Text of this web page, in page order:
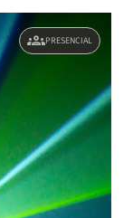
groupsPRESENCIAL